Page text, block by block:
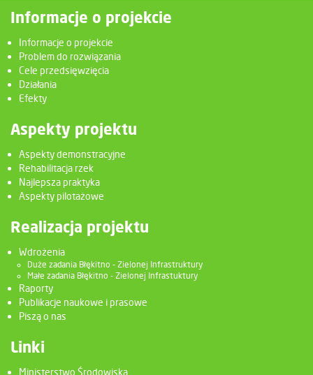
Informacje o projekcie
Informacje o projekcie
Problem do rozwiązania
Cele przedsięwzięcia
Działania
Efekty
Aspekty projektu
Aspekty demonstracyjne
Rehabilitacja rzek
Najlepsza praktyka
Aspekty pilotażowe
Realizacja projektu
Wdrożenia
Duże zadania Błękitno - Zielonej Infrastruktury
Małe zadania Błękitno - Zielonej Infrastuktury
Raporty
Publikacje naukowe i prasowe
Piszą o nas
Linki
Ministerstwo Środowiska